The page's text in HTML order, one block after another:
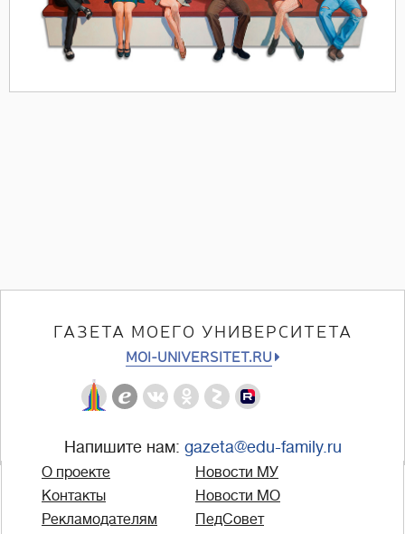
ГАЗЕТА МОЕГО УНИВЕРСИТЕТА
MOI-UNIVERSITET.RU
Напишите нам: gazeta@edu-family.ru
О проекте
Контакты
Рекламодателям
Новости МУ
Новости МО
ПедСовет